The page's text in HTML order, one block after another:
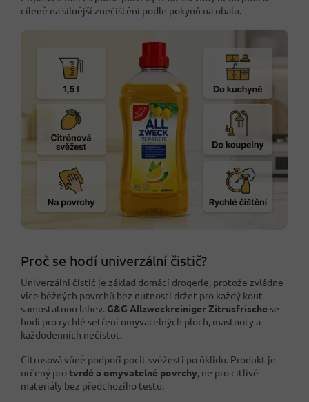
cíleně na silnější znečištění podle pokynů na obalu.
Proč se hodí univerzální čistič?
Univerzální čistič je základ domácí drogerie, protože zvládne
více běžných povrchů bez nutnosti držet pro každý kout
samostatnou lahev. G&G Allzweckreiniger Zitrusfrische se
hodí pro rychlé setření omyvatelných ploch, mastnoty a
každodenních nečistot.
Citrusová vůně podpoří pocit svěžesti po úklidu. Produkt je
určený pro tvrdé a omyvatelné povrchy, ne pro citlivé
materiály bez předchozího testu.